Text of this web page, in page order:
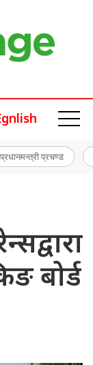
प्रधानमन्त्री प्रचण्ड
बोर्ड